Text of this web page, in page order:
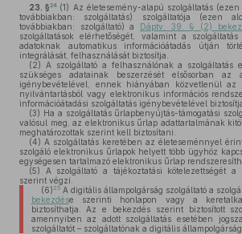
23. §24 (1) Az életesemény-alapú szolgáltatás
továbbiakban: szolgáltatás) szolgáltatója (ezen
továbbiakban: szolgáltató) a Dáptv. 39. § (2)
szolgáltatások elérhetőségét, valamint a
adatoknak automatikus információátadás útján
integrálását, felhasználását biztosítja.
(2) A szolgáltató a felhasználónak a szolgáltatás
szükséges adatainak beszerzését elsősorban az
igénybevételével, ennek hiányában közvetlenül az
nyilvántartásból vagy elektronikus információs
információátadási szolgáltatás igénybevételével
(3) Ha a szolgáltatás űrlapbenyújtás-támogatási
valósul meg, az elektronikus űrlap adattartalmának
meghatározottak szerint kell biztosítani.
(4) A szolgáltatás keretében az életeseménnyel
szolgáló elektronikus űrlapok helyett több ügyhöz
egységesen tartalmazó elektronikus űrlap
(5) A szolgáltató a tájékoztatási kötelezettségét a
szerint végzi.
(6) 25A digitális állampolgárság szolgáltató a
bekezdése szerinti honlapon vagy a
biztosíthatja. Az e bekezdés szerint biztosított
amennyiben az adott szolgáltatás esetében
szolgáltatót – szolgáltatónak a digitális